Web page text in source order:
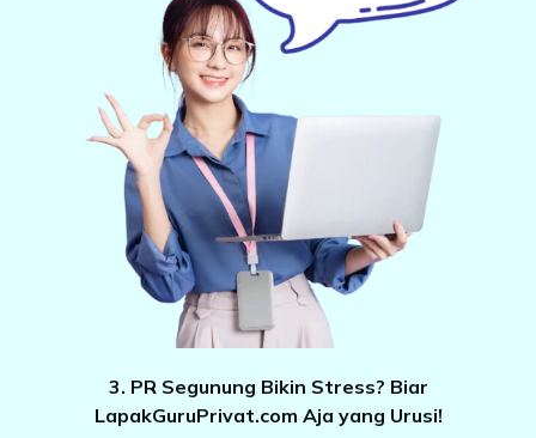
3. PR Segunung Bikin Stress? Biar
LapakGuruPrivat.com Aja yang Urusi!